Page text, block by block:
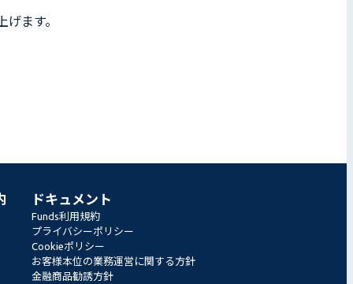
ます。
ドキュメント
Funds利用規約
プライバシーポリシー
Cookieポリシー
お客様本位の業務運営に関する方針
金融商品勧誘方針